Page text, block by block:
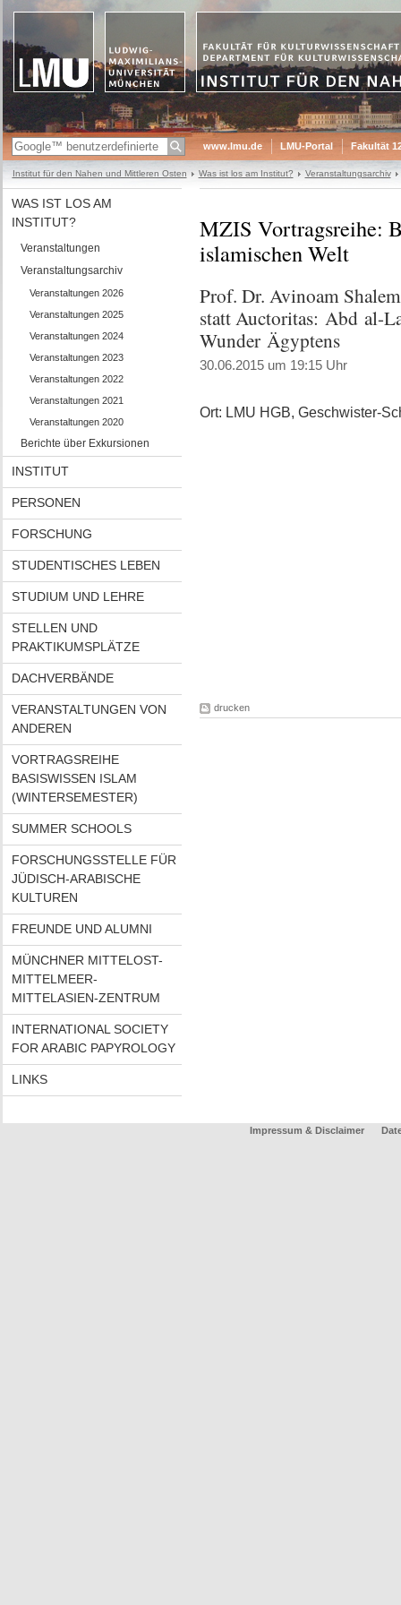
www.lmu.de LMU-Portal Fakultät
Institut für den Nahen und Mittleren Osten Was ist los am Institut? Veranstaltungsarchiv
WAS IST LOS AM
INSTITUT?
Veranstaltungen
Veranstaltungsarchiv
Veranstaltungen 2026
Veranstaltungen 2025
Veranstaltungen 2024
Veranstaltungen 2023
Veranstaltungen 2022
Veranstaltungen 2021
Veranstaltungen 2020
Berichte über Exkursionen
INSTITUT
PERSONEN
FORSCHUNG
STUDENTISCHES LEBEN
STUDIUM UND LEHRE
STELLEN UND
PRAKTIKUMSPLÄTZE
DACHVERBÄNDE
VERANSTALTUNGEN VON
ANDEREN
VORTRAGSREIHE
BASISWISSEN ISLAM
(WINTERSEMESTER)
SUMMER SCHOOLS
FORSCHUNGSSTELLE FÜR
JÜDISCH-ARABISCHE
KULTUREN
FREUNDE UND ALUMNI
MÜNCHNER MITTELOST-
MITTELMEER-
MITTELASIEN-ZENTRUM
INTERNATIONAL SOCIETY
FOR ARABIC PAPYROLOGY
LINKS
MZIS Vortragsreihe:
islamischen Welt
Prof. Dr. Avinoam
statt Auctoritas: Abd al-
Wunder Ägyptens
30.06.2015 um 19:15 Uhr
Ort: LMU HGB, Geschwister-
drucken
Impressum & Disclaimer